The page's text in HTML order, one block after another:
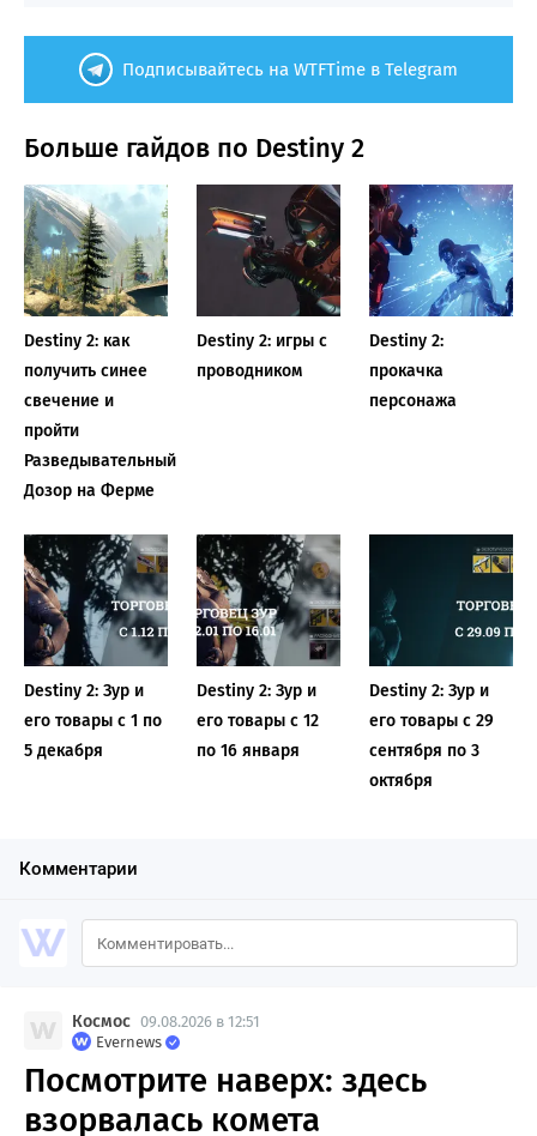
Подписывайтесь на WTFTime в Telegram
Больше гайдов по Destiny 2
Destiny 2: как
получить синее
свечение и
пройти
Разведывательный
Дозор на Ферме
Destiny 2: игры с
проводником
Destiny 2:
прокачка
персонажа
Destiny 2: Зур и
его товары с 1 по
5 декабря
Destiny 2: Зур и
его товары с 12
по 16 января
Destiny 2: Зур и
его товары с 29
сентября по 3
октября
Комментарии
Космос 09.08.2026 в 12:51
Evernews
Посмотрите наверх: здесь
взорвалась комета